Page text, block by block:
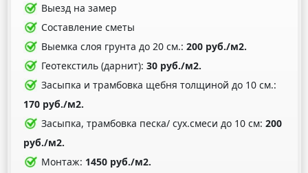
Выезд на замер
Составление сметы
Выемка слоя грунта до 20 см.:200 руб./м2.
Геотекстиль (дарнит):30 руб./м2.
Засыпка и трамбовка щебня толщиной до 10 см.:
170 руб./м2.
Засыпка, трамбовка песка/ сух.смеси до 10 см:200
руб./м2.
Монтаж: 1450 руб./м2.